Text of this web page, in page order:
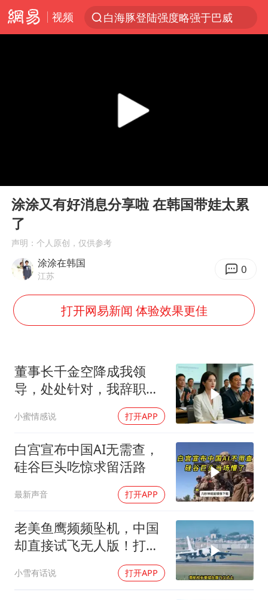
视频
白海豚登陆强度略强于巴威
新疆一婚礼线上邀请引热议
中国第1高楼阻尼器摆动明显
国足U17与阿森纳决赛取消 并列冠军
上门女婿出轨女邻居多年被判重婚罪
王艺迪2-4不敌张本美和止步4强
司机见竹子晃动紧急停车救下全车人
灌溉水坝被隔成鱼塘 村民投诉20余年
Play
涂涂又有好消息分享啦 在韩国带娃太累
了
声明：个人原创，仅供参考
涂涂在韩国
江苏 0
打开网易新闻 体验效果更佳
董事长千金空降成我领
导，处处针对，我辞职
后，3个月公司损失数亿
小蜜情感说 打开APP
白宫宣布中国AI无需查，
硅谷巨头吃惊求留活路
最新声音 打开APP
老美鱼鹰频频坠机，中国
却直接试飞无人版！打着
民用旗号暗藏军备底牌
小雪有话说 打开APP